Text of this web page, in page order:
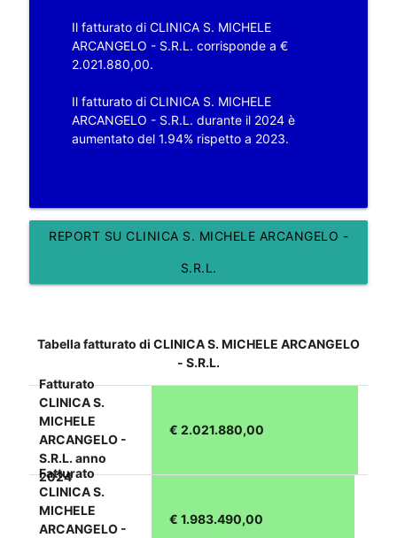
Il fatturato di CLINICA S. MICHELE
ARCANGELO - S.R.L. corrisponde a €
2.021.880,00.
Il fatturato di CLINICA S. MICHELE
ARCANGELO - S.R.L. durante il 2024 è
aumentato del 1.94% rispetto a 2023.
REPORT SU CLINICA S. MICHELE ARCANGELO -
S.R.L.
Tabella fatturato di CLINICA S. MICHELE ARCANGELO
- S.R.L.
Fatturato
CLINICA S.
MICHELE
ARCANGELO -
S.R.L. anno
2024
€ 2.021.880,00
Fatturato
CLINICA S.
MICHELE
ARCANGELO -
€ 1.983.490,00